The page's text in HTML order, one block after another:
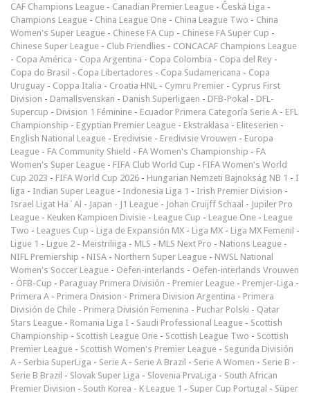
CAF Champions League - Canadian Premier League - Česká Liga -
Champions League - China League One - China League Two - China
Women's Super League - Chinese FA Cup - Chinese FA Super Cup -
Chinese Super League - Club Friendlies - CONCACAF Champions League
- Copa América - Copa Argentina - Copa Colombia - Copa del Rey -
Copa do Brasil - Copa Libertadores - Copa Sudamericana - Copa
Uruguay - Coppa Italia - Croatia HNL - Cymru Premier - Cyprus First
Division - Damallsvenskan - Danish Superligaen - DFB-Pokal - DFL-
Supercup - Division 1 Féminine - Ecuador Primera Categoría Serie A - EFL
Championship - Egyptian Premier League - Ekstraklasa - Eliteserien -
English National League - Eredivisie - Eredivisie Vrouwen - Europa
League - FA Community Shield - FA Women's Championship - FA
Women's Super League - FIFA Club World Cup - FIFA Women's World
Cup 2023 - FIFA World Cup 2026 - Hungarian Nemzeti Bajnokság NB 1 - I
liga - Indian Super League - Indonesia Liga 1 - Irish Premier Division -
Israel Ligat Ha`Al - Japan - J1 League - Johan Cruijff Schaal - Jupiler Pro
League - Keuken Kampioen Divisie - League Cup - League One - League
Two - Leagues Cup - Liga de Expansión MX - Liga MX - Liga MX Femenil -
Ligue 1 - Ligue 2 - Meistriliiga - MLS - MLS Next Pro - Nations League -
NIFL Premiership - NISA - Northern Super League - NWSL National
Women's Soccer League - Oefen-interlands - Oefen-interlands Vrouwen
- ÖFB-Cup - Paraguay Primera División - Premier League - Premjer-Liga -
Primera A - Primera Division - Primera Division Argentina - Primera
División de Chile - Primera División Femenina - Puchar Polski - Qatar
Stars League - Romania Liga I - Saudi Professional League - Scottish
Championship - Scottish League One - Scottish League Two - Scottish
Premier League - Scottish Women's Premier League - Segunda División
A - Serbia SuperLiga - Serie A - Serie A Brazil - Serie A Women - Serie B -
Serie B Brazil - Slovak Super Liga - Slovenia PrvaLiga - South African
Premier Division - South Korea - K League 1 - Super Cup Portugal - Süper